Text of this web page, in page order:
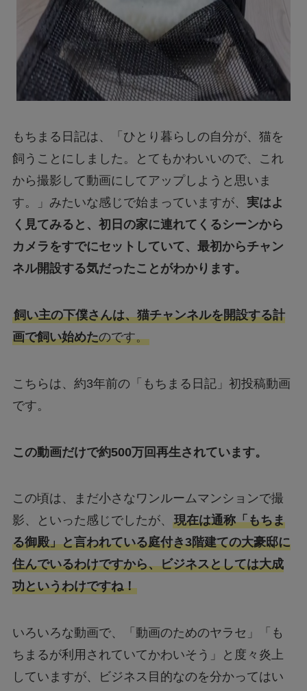
もちまる日記は、「ひとり暮らしの自分が、猫を
飼うことにしました。とてもかわいいので、これ
から撮影して動画にしてアップしようと思いま
す。」みたいな感じで始まっていますが、 実はよ
く見てみると、初日の家に連れてくるシーンから
カメラをすでにセットしていて、最初からチャン
ネル開設する気だったことがわかります。
飼い主の下僕さんは、猫チャンネルを開設する計
画で飼い始めたのです。
こちらは、約3年前の「もちまる日記」初投稿動画
です。
この動画だけで約500万回再生されています。
この頃は、まだ小さなワンルームマンションで撮
影、といった感じでしたが、 現在は通称「もちま
る御殿」と言われている庭付き3階建ての大豪邸に
住んでいるわけですから、ビジネスとしては大成
功というわけですね！
いろいろな動画で、「動画のためのヤラセ」「も
ちまるが利用されていてかわいそう」と度々炎上
していますが、ビジネス目的なのを分かってはい